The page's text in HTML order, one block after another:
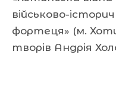
військово-
фортеця» (м.
творів Андрія